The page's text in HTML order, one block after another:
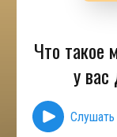
Что такое
у
Слушать